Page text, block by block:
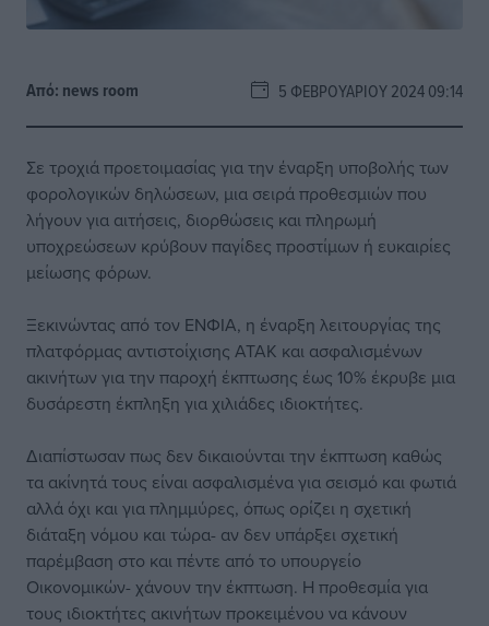
Από: news room 5 ΦΕΒΡΟΥΑΡΊΟΥ 2024 09:14
Σε τροχιά προετοιμασίας για την έναρξη υποβολής των
φορολογικών δηλώσεων, μια σειρά προθεσμιών που
λήγουν για αιτήσεις, διορθώσεις και πληρωμή
υποχρεώσεων κρύβουν παγίδες προστίμων ή ευκαιρίες
μείωσης φόρων.
Ξεκινώντας από τον ΕΝΦΙΑ, η έναρξη λειτουργίας της
πλατφόρμας αντιστοίχισης ΑΤΑΚ και ασφαλισμένων
ακινήτων για την παροχή έκπτωσης έως 10% έκρυβε μια
δυσάρεστη έκπληξη για χιλιάδες ιδιοκτήτες.
Διαπίστωσαν πως δεν δικαιούνται την έκπτωση καθώς
τα ακίνητά τους είναι ασφαλισμένα για σεισμό και φωτιά
αλλά όχι και για πλημμύρες, όπως ορίζει η σχετική
διάταξη νόμου και τώρα- αν δεν υπάρξει σχετική
παρέμβαση στο και πέντε από το υπουργείο
Οικονομικών- χάνουν την έκπτωση. Η προθεσμία για
τους ιδιοκτήτες ακινήτων προκειμένου να κάνουν